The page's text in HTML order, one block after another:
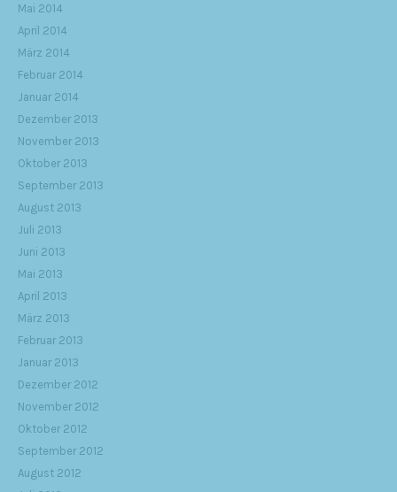
Mai 2014
April 2014
März 2014
Februar 2014
Januar 2014
Dezember 2013
November 2013
Oktober 2013
September 2013
August 2013
Juli 2013
Juni 2013
Mai 2013
April 2013
März 2013
Februar 2013
Januar 2013
Dezember 2012
November 2012
Oktober 2012
September 2012
August 2012